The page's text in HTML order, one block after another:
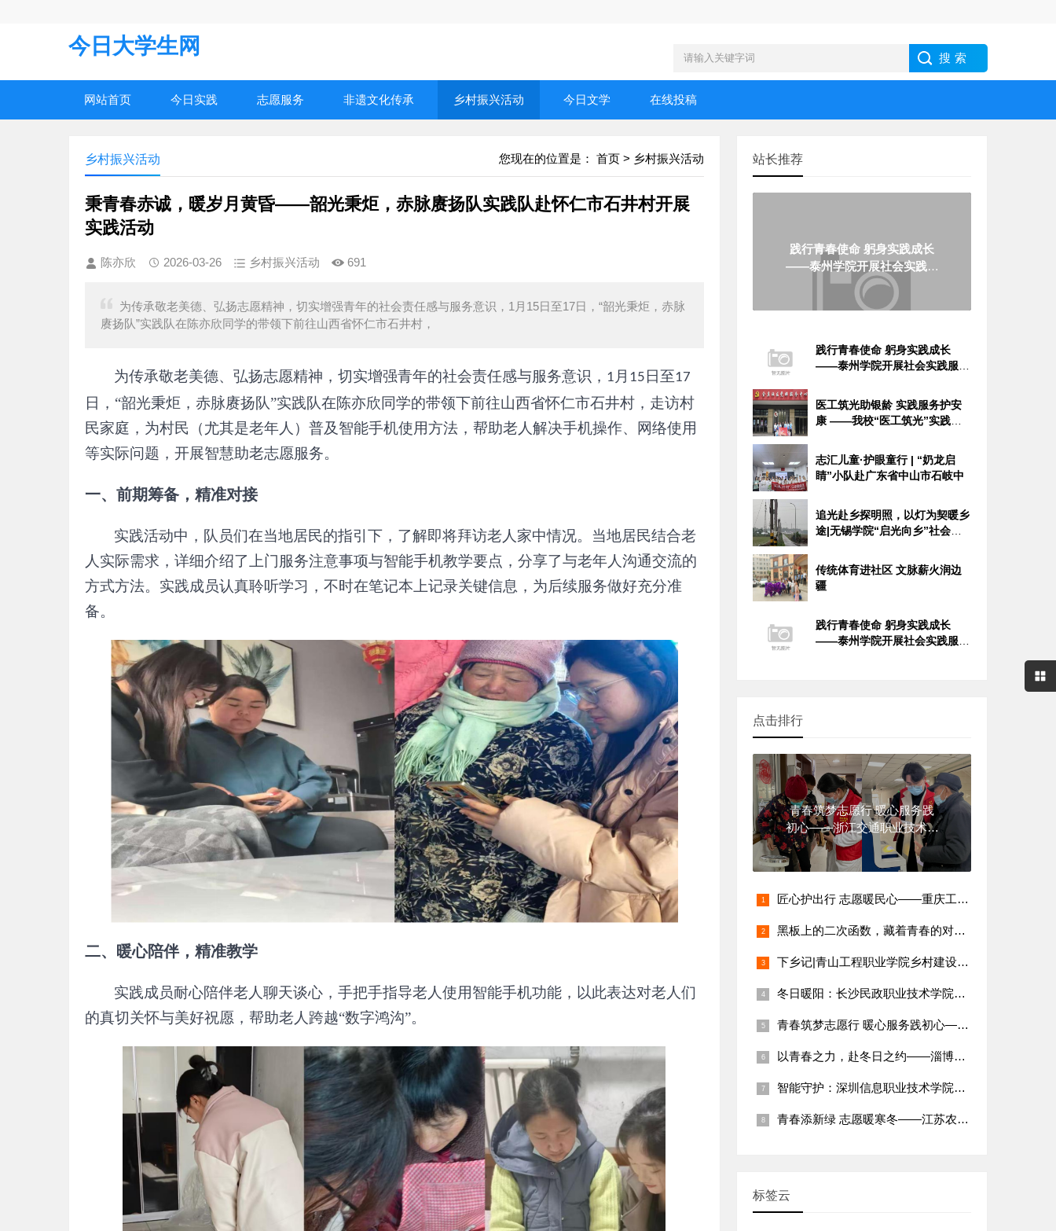
今日大学生网
网站首页 今日实践 志愿服务 非遗文化传承 乡村振兴活动 今日文学 在线投稿
您现在的位置是： 首页 > 乡村振兴活动
乡村振兴活动
秉青春赤诚，暖岁月黄昏——韶光秉炬，赤脉赓扬队实践队赴怀仁市石井村开展
实践活动
陈亦欣 2026-03-26 乡村振兴活动 691
为传承敬老美德、弘扬志愿精神，切实增强青年的社会责任感与服务意识，1月15日至17日，“韶光秉炬，赤脉
赓扬队”实践队在陈亦欣同学的带领下前往山西省怀仁市石井村，
为传承敬老美德、弘扬志愿精神，切实增强青年的社会责任感与服务意识， 1 月 15 日至17
日，“韶光秉炬，赤脉赓扬队”实践队在陈亦欣同学的带领下前往山西省怀仁市石井村，走访村
民家庭，为村民（尤其是老年人）普及智能手机使用方法，帮助老人解决手机操作、网络使用
等实际问题，开展智慧助老志愿服务。
一、前期筹备，精准对接
实践活动中，队员们在当地居民的指引下，了解即将拜访老人家中情况。当地居民结合老
人实际需求，详细介绍了上门服务注意事项与智能手机教学要点，分享了与老年人沟通交流的
方式方法。实践成员认真聆听学习，不时在笔记本上记录关键信息，为后续服务做好充分准
备。
二、暖心陪伴，精准教学
实践成员耐心陪伴老人聊天谈心，手把手指导老人使用智能手机功能，以此表达对老人们
的真切关怀与美好祝愿，帮助老人跨越“数字鸿沟”。
站长推荐
践行青春使命 躬身实践成长
——泰州学院开展社会实践服
务活动
践行青春使命 躬身实践成长
——泰州学院开展社会实践服务
医工筑光助银龄 实践服务护安
康 ——我校“医工筑光”实践团
志汇儿童·护眼童行 | “奶龙启
睛”小队赴广东省中山市石岐中
追光赴乡探明照，以灯为契暖乡
途|无锡学院“启光向乡”社会实
传统体育进社区 文脉薪火润边
疆
践行青春使命 躬身实践成长
——泰州学院开展社会实践服务
点击排行
青春筑梦志愿行 暖心服务践
初心——浙江交通职业技术学
院志愿者
匠心护出行 志愿暖民心——重庆工业职业技术学院志愿者社区汽车
黑板上的二次函数，藏着青春的对称轴
下乡记|青山工程职业学院乡村建设学院王芳：把知识‘种’进希望
冬日暖阳：长沙民政职业技术学院社会工作学子的社区服务实践
青春筑梦志愿行 暖心服务践初心——浙江交通职业技术学院志愿者
以青春之力，赴冬日之约——淄博职业学院护理专业李雨桐的充实寒
智能守护：深圳信息职业技术学院智能家居专业社区志愿服务纪实
青春添新绿 志愿暖寒冬——江苏农林职业技术学院学子2026年
标签云